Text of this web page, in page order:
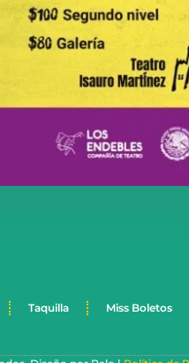
Taquilla Miss Boletos